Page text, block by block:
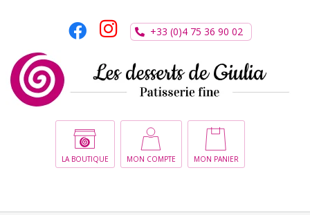
+33 (0)4 75 36 90 02
LA BOUTIQUE MON COMPTE MON PANIER